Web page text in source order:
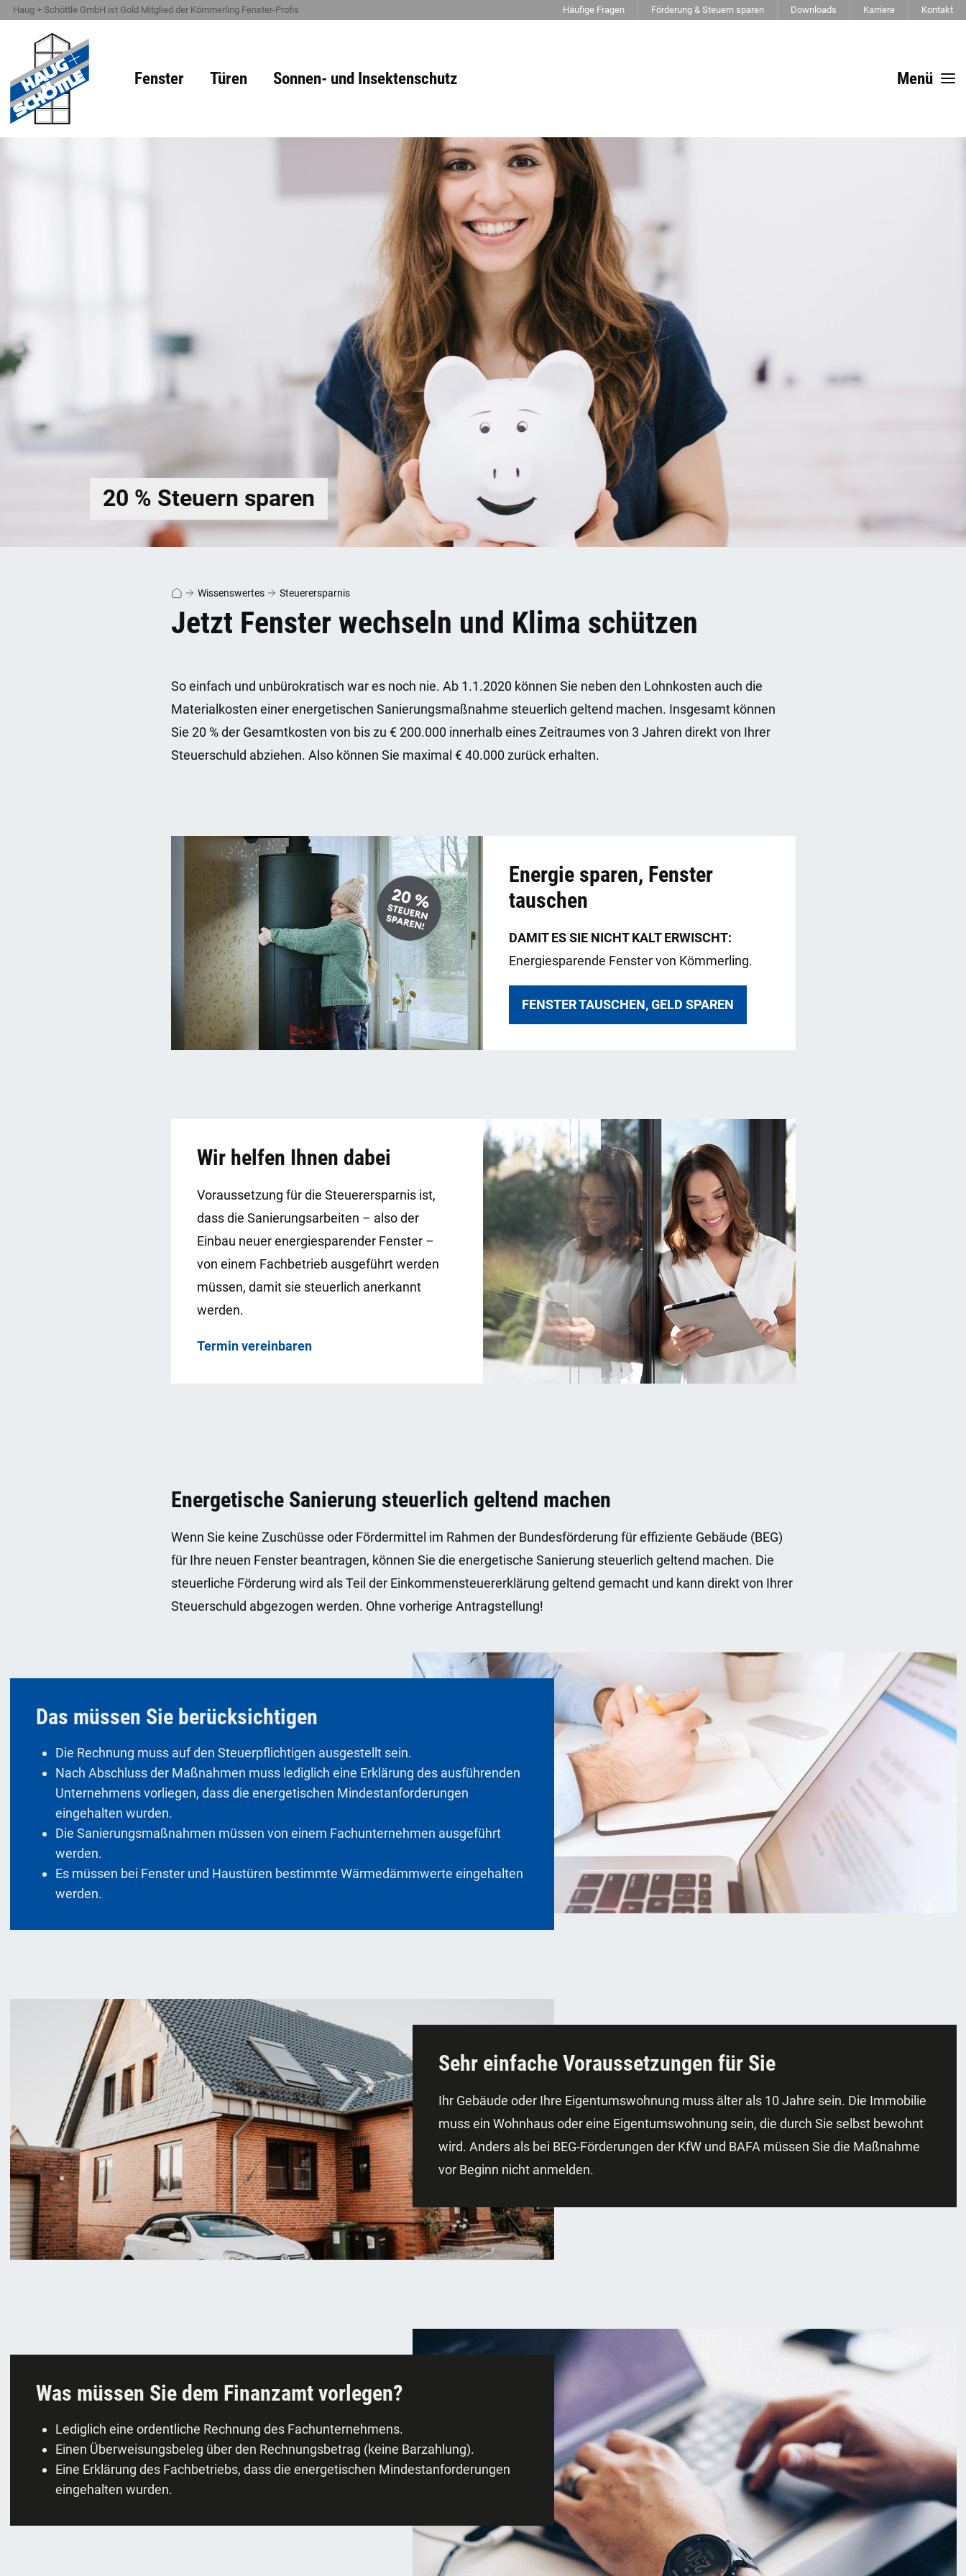
Haug + Schöttle GmbH ist Gold Mitglied der Kömmerling Fenster-Profis Häufige Fragen Förderung & Steuern sparen Downloads Karriere Kontakt
Fenster Türen Sonnen- und Insektenschutz Menü
20 % Steuern sparen
Wissenswertes Steuerersparnis
Jetzt Fenster wechseln und Klima schützen
So einfach und unbürokratisch war es noch nie. Ab 1.1.2020 können Sie neben den Lohnkosten auch die
Materialkosten einer energetischen Sanierungsmaßnahme steuerlich geltend machen. Insgesamt können
Sie 20 % der Gesamtkosten von bis zu € 200.000 innerhalb eines Zeitraumes von 3 Jahren direkt von Ihrer
Steuerschuld abziehen. Also können Sie maximal € 40.000 zurück erhalten.
Energie sparen, Fenster
tauschen
DAMIT ES SIE NICHT KALT ERWISCHT:
Energiesparende Fenster von Kömmerling.
FENSTER TAUSCHEN, GELD SPAREN
Wir helfen Ihnen dabei
Voraussetzung für die Steuerersparnis ist,
dass die Sanierungsarbeiten – also der
Einbau neuer energiesparender Fenster –
von einem Fachbetrieb ausgeführt werden
müssen, damit sie steuerlich anerkannt
werden.
Termin vereinbaren
Energetische Sanierung steuerlich geltend machen
Wenn Sie keine Zuschüsse oder Fördermittel im Rahmen der Bundesförderung für effiziente Gebäude (BEG)
für Ihre neuen Fenster beantragen, können Sie die energetische Sanierung steuerlich geltend machen. Die
steuerliche Förderung wird als Teil der Einkommensteuererklärung geltend gemacht und kann direkt von Ihrer
Steuerschuld abgezogen werden. Ohne vorherige Antragstellung!
Das müssen Sie berücksichtigen
Die Rechnung muss auf den Steuerpflichtigen ausgestellt sein.
Nach Abschluss der Maßnahmen muss lediglich eine Erklärung des ausführenden
Unternehmens vorliegen, dass die energetischen Mindestanforderungen
eingehalten wurden.
Die Sanierungsmaßnahmen müssen von einem Fachunternehmen ausgeführt
werden.
Es müssen bei Fenster und Haustüren bestimmte Wärmedämmwerte eingehalten
werden.
Sehr einfache Voraussetzungen für Sie
Ihr Gebäude oder Ihre Eigentumswohnung muss älter als 10 Jahre sein. Die Immobilie
muss ein Wohnhaus oder eine Eigentumswohnung sein, die durch Sie selbst bewohnt
wird. Anders als bei BEG-Förderungen der KfW und BAFA müssen Sie die Maßnahme
vor Beginn nicht anmelden.
Was müssen Sie dem Finanzamt vorlegen?
Lediglich eine ordentliche Rechnung des Fachunternehmens.
Einen Überweisungsbeleg über den Rechnungsbetrag (keine Barzahlung).
Eine Erklärung des Fachbetriebs, dass die energetischen Mindestanforderungen
eingehalten wurden.